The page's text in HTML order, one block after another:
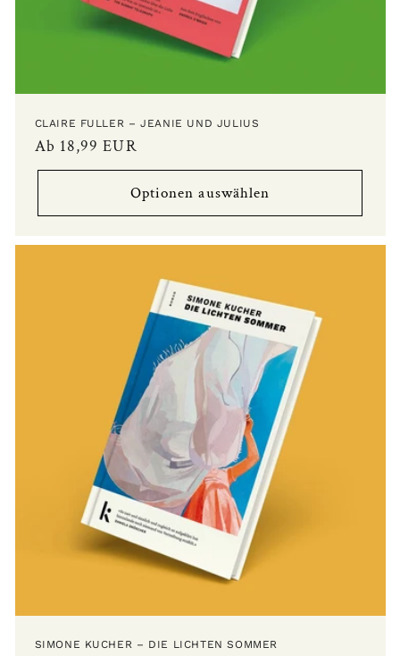
CLAIRE FULLER – JEANIE UND JULIUS
Normaler
Preis
Ab 18,99 EUR
Optionen auswählen
SIMONE KUCHER – DIE LICHTEN SOMMER